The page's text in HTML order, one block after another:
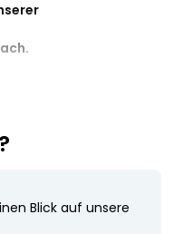
Blick auf unsere